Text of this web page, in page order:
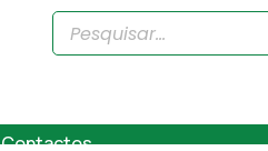
Contactos